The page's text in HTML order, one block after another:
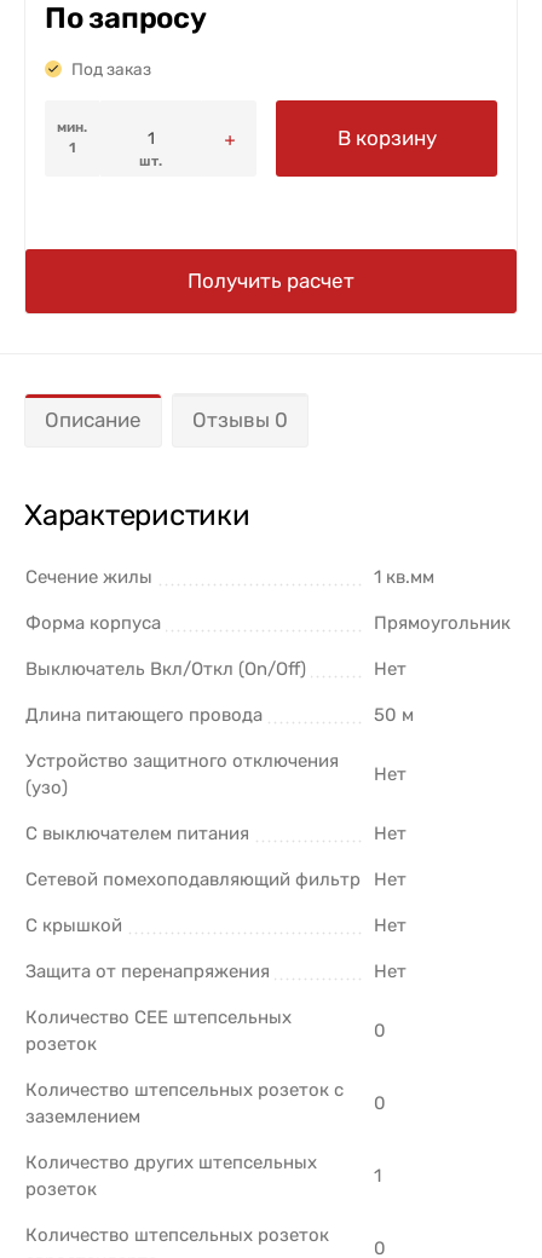
По запросу
Под заказ
мин.
1
шт.
В корзину
Получить расчет
Описание Отзывы 0
Характеристики
Сечение жилы 1 кв.мм
Форма корпуса Прямоугольник
Выключатель Вкл/Откл (On/Off) Нет
Длина питающего провода 50 м
Устройство защитного отключения
(узо)
Нет
С выключателем питания Нет
Сетевой помехоподавляющий фильтр Нет
С крышкой Нет
Защита от перенапряжения Нет
Количество CEE штепсельных
розеток
0
Количество штепсельных розеток с
заземлением
0
Количество других штепсельных
розеток
1
Количество штепсельных розеток
0